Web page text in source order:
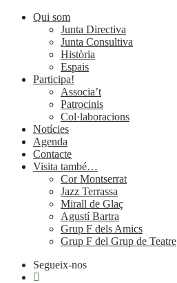
Qui som
Junta Directiva
Junta Consultiva
Història
Espais
Participa!
Associa’t
Patrocinis
Col·laboracions
Notícies
Agenda
Contacte
Visita també…
Cor Montserrat
Jazz Terrassa
Mirall de Glaç
Agustí Bartra
Grup F dels Amics
Grup F del Grup de Teatre
Segueix-nos